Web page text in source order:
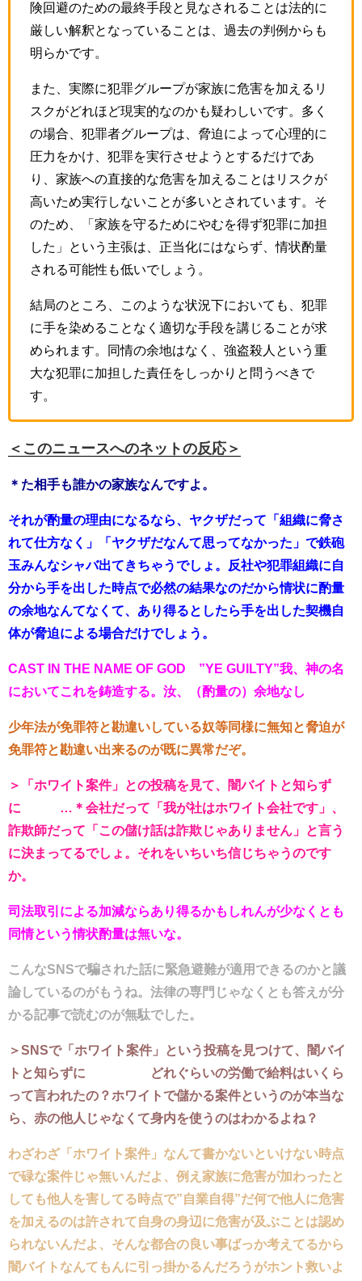
険回避のための最終手段と見なされることは法的に
厳しい解釈となっていることは、過去の判例からも
明らかです。
また、実際に犯罪グループが家族に危害を加えるリ
スクがどれほど現実的なのかも疑わしいです。多く
の場合、犯罪者グループは、脅迫によって心理的に
圧力をかけ、犯罪を実行させようとするだけであ
り、家族への直接的な危害を加えることはリスクが
高いため実行しないことが多いとされています。そ
のため、「家族を守るためにやむを得ず犯罪に加担
した」という主張は、正当化にはならず、情状酌量
される可能性も低いでしょう。
結局のところ、このような状況下においても、犯罪
に手を染めることなく適切な手段を講じることが求
められます。同情の余地はなく、強盗殺人という重
大な犯罪に加担した責任をしっかりと問うべきで
す。
＜このニュースへのネットの反応＞
＊た相手も誰かの家族なんですよ。
それが酌量の理由になるなら、ヤクザだって「組織に脅さ
れて仕方なく」「ヤクザだなんて思ってなかった」で鉄砲
玉みんなシャバ出てきちゃうでしょ。反社や犯罪組織に自
分から手を出した時点で必然の結果なのだから情状に酌量
の余地なんてなくて、あり得るとしたら手を出した契機自
体が脅迫による場合だけでしょう。
CAST IN THE NAME OF GOD ”YE GUILTY”我、神の名
においてこれを鋳造する。汝、（酌量の）余地なし
少年法が免罪符と勘違いしている奴等同様に無知と脅迫が
免罪符と勘違い出来るのが既に異常だぞ。
＞「ホワイト案件」との投稿を見て、闇バイトと知らず
に …＊会社だって「我が社はホワイト会社です」、
詐欺師だって「この儲け話は詐欺じゃありません」と言う
に決まってるでしょ。それをいちいち信じちゃうのです
か。
司法取引による加減ならあり得るかもしれんが少なくとも
同情という情状酌量は無いな。
こんなSNSで騙された話に緊急避難が適用できるのかと議
論しているのがもうね。法律の専門じゃなくとも答えが分
かる記事で読むのが無駄でした。
＞SNSで「ホワイト案件」という投稿を見つけて、闇バイ
トと知らずに どれぐらいの労働で給料はいくら
って言われたの？ホワイトで儲かる案件というのが本当な
ら、赤の他人じゃなくて身内を使うのはわかるよね？
わざわざ「ホワイト案件」なんて書かないといけない時点
で碌な案件じゃ無いんだよ、例え家族に危害が加わったと
しても他人を害してる時点で”自業自得”だ何で他人に危害
を加えるのは許されて自身の身辺に危害が及ぶことは認め
られないんだよ、そんな都合の良い事ばっか考えてるから
闇バイトなんてもんに引っ掛かるんだろうがホント救いよ